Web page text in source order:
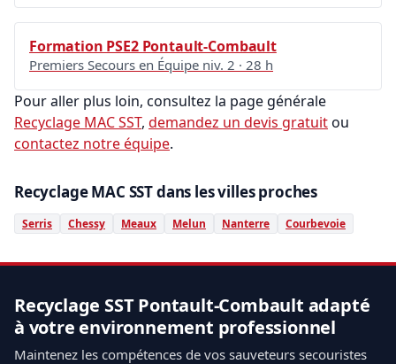
Formation PSE2 Pontault-Combault
Premiers Secours en Équipe niv. 2 · 28 h
Pour aller plus loin, consultez la page générale
Recyclage MAC SST, demandez un devis gratuitou
contactez notre équipe.
Recyclage MAC SST dans les villes proches
Serris Chessy Meaux Melun Nanterre Courbevoie
Recyclage SST Pontault-Combault adapté
à votre environnement professionnel
Maintenez les compétences de vos sauveteurs secouristes